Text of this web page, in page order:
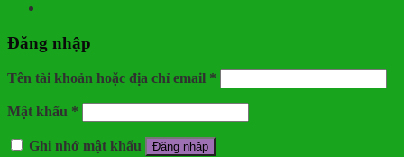
Đăng nhập
Tên tài khoản hoặc địa chỉ email *
Mật khẩu *
Ghi nhớ mật khẩu Đăng nhập